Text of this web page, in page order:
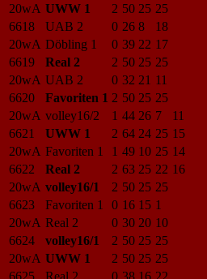
20wA UWW 1 2 50 25 25
6618
UAB 2 0 26 8
18
20wA Döbling 1 0 39 22 17
6619
Real 2 2 50 25 25
20wA UAB 2 0 32 21 11
6620
Favoriten 1 2 50 25 25
20wA volley16/2 1 44 26 7
11
6621
UWW 1 2 64 24 25 15
20wA Favoriten 1 1 49 10 25 14
6622
Real 2 2 63 25 22 16
20wA volley16/1 2 50 25 25
6623
Favoriten 1 0 16 15 1
20wA Real 2 0 30 20 10
6624
volley16/1 2 50 25 25
20wA UWW 1 2 50 25 25
6625
Real 2 0 38 16 22